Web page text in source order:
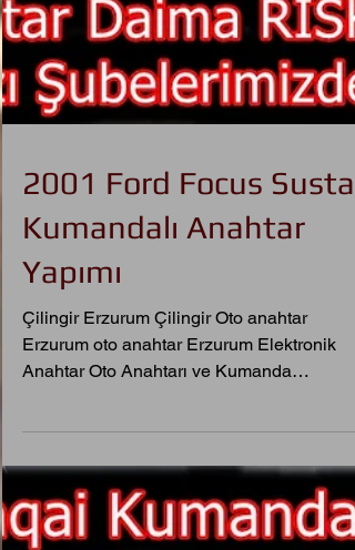
2001 Ford Focus Sustalı
Kumandalı Anahtar
Yapımı
Çilingir Erzurum Çilingir Oto anahtar